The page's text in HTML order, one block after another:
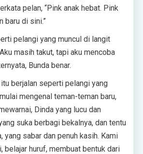
pelan, “Pink anak hebat. Pink
baru di sini.”
pelangi yang muncul di langit
masih takut, tapi aku mencoba
Bunda benar.
berjalan seperti pelangi yang
mengenal teman-teman baru,
Dinda yang lucu dan
suka berbagi bekalnya, dan tentu
yang sabar dan penuh kasih. Kami
belajar huruf, membuat bentuk dari